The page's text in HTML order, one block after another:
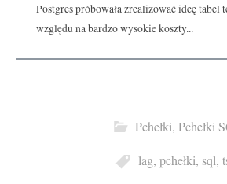
Postgres próbowała zrealizować ideę tabel
względu na bardzo wysokie koszty...
Pchełki, Pchełki
lag, pchełki, sql,